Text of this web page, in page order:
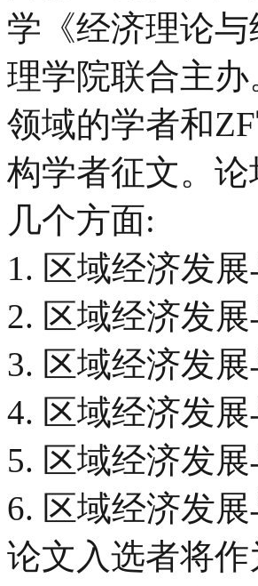
学《经济理论
理学院联合主
领域的学者和
构学者征文。
几个方面:
1. 区域经济发
2. 区域经济发
3. 区域经济发
4. 区域经济发
5. 区域经济发
6. 区域经济发
论文入选者将